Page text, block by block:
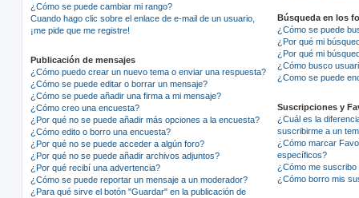
¿Cómo se puede cambiar mi rango?
Cuando hago clic sobre el enlace de e-mail de un usuario,
¡me pide que me registre!
Publicación de mensajes
¿Cómo puedo crear un nuevo tema o enviar una respuesta?
¿Cómo se puede editar o borrar un mensaje?
¿Cómo se puede añadir una firma a mi mensaje?
¿Cómo creo una encuesta?
¿Por qué no se puede añadir más opciones a la encuesta?
¿Cómo edito o borro una encuesta?
¿Por qué no se puede acceder a algún foro?
¿Por qué no se puede añadir archivos adjuntos?
¿Por qué recibí una advertencia?
¿Cómo se puede reportar un mensaje a un moderador?
¿Para qué sirve el botón "Guardar" en la publicación de
Búsqueda en los
¿Cómo se puede
¿Por qué mi
¿Por qué mi
¿Cómo busco
¿Como se puede
Suscripciones y
¿Cuál es la
suscribirme a un
¿Cómo marcar
específicos?
¿Cómo me
¿Cómo borro mis